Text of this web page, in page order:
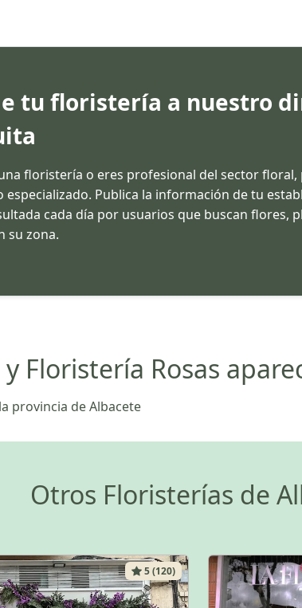
tu floristería a nuestro
floristería o eres profesional del sector
especializado. Publica la información de tu
cada día por usuarios que buscan flores,
su zona.
Floristería Rosas
provincia de Albacete
Otros Floristerías de
5 (120)